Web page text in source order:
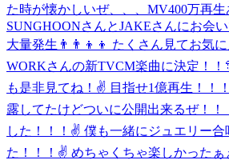
た時が懐かしいぜ、、、MV400万再生
SUNGHOONさんとJAKEさんにお会
大量発生👨‍👨‍👦‍👦 たくさん見てお気
WORKさんの新TVCM楽曲に決定！
も是非見てね！✌️ 目指せ1億再生！！
露してたけどついに公開出来るぜ！！
した！！！✌ 僕も一緒にジュエリー合
た！！！✌️ めちゃくちゃ楽しかったぁ